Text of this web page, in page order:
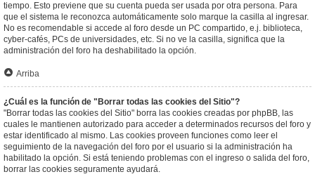
tiempo. Esto previene que su cuenta pueda ser usada por otra persona. Para
que el sistema le reconozca automáticamente solo marque la casilla al ingresar.
No es recomendable si accede al foro desde un PC compartido, e.j. biblioteca,
cyber-cafés, PCs de universidades, etc. Si no ve la casilla, significa que la
administración del foro ha deshabilitado la opción.
Arriba
¿Cuál es la función de "Borrar todas las cookies del Sitio"?
"Borrar todas las cookies del Sitio" borra las cookies creadas por phpBB, las
cuales le mantienen autorizado para acceder a determinados recursos del foro y
estar identificado al mismo. Las cookies proveen funciones como leer el
seguimiento de la navegación del foro por el usuario si la administración ha
habilitado la opción. Si está teniendo problemas con el ingreso o salida del foro,
borrar las cookies seguramente ayudará.